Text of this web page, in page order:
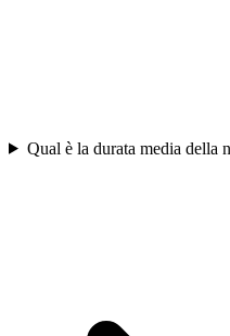
Qual è la durata media della